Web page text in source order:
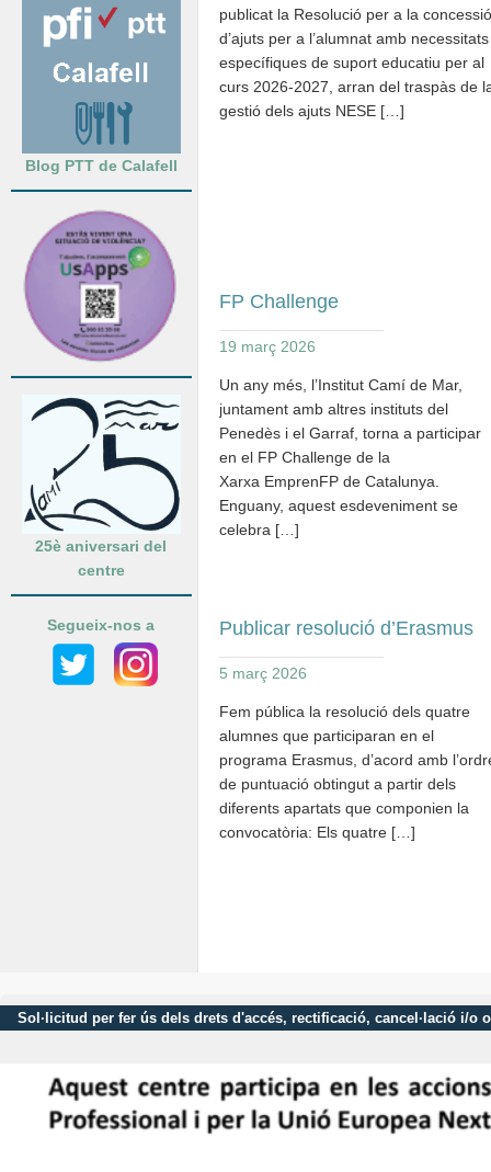
Blog PTT de Calafell
25è aniversari del
centre
Segueix-nos a
publicat la Resolució per a la concessió
d’ajuts per a l’alumnat amb necessitats
específiques de suport educatiu per al
curs 2026-2027, arran del traspàs de
gestió dels ajuts NESE […]
FP Challenge
19 març 2026
Un any més, l’Institut Camí de Mar,
juntament amb altres instituts del
Penedès i el Garraf, torna a participar
en el FP Challenge de la
Xarxa EmprenFP de Catalunya.
Enguany, aquest esdeveniment se
celebra […]
Publicar resolució d’Erasmus
5 març 2026
Fem pública la resolució dels quatre
alumnes que participaran en el
programa Erasmus, d’acord amb
de puntuació obtingut a partir dels
diferents apartats que componien la
convocatòria: Els quatre […]
Sol·licitud per fer ús dels drets d'accés, rectificació, cancel·lació i/